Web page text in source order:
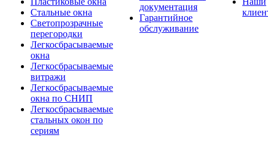
Стальные окна
Светопрозрачные
перегородки
Легкосбрасываемые
окна
Легкосбрасываемые
витражи
Легкосбрасываемые
окна по СНИП
Легкосбрасываемые
стальных окон по
сериям
документация
Гарантийное
обслуживание